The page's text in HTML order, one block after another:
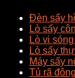
Đèn sấy
Lò sấy
Lò vi
Lò sấy
Máy sấy
Tủ rã đông